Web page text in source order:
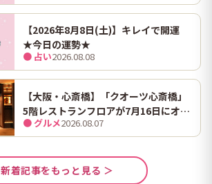
【2026年8月8日(土)】キレイで開運
★今日の運勢★
● 占い2026.08.08
【大阪・心斎橋】「クオーツ心斎橋」
5階レストランフロアが7月16日にオー
プン！ 全国初・関西初出店を含む多彩
な9店舗
● グルメ2026.08.07
新着記事をもっと見る ＞